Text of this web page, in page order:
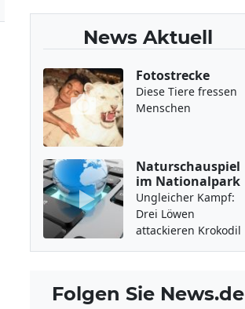
News Aktuell
Fotostrecke
Diese Tiere fressen
Menschen
Naturschauspiel
im Nationalpark
Ungleicher Kampf:
Drei Löwen
attackieren Krokodil
Folgen Sie News.de